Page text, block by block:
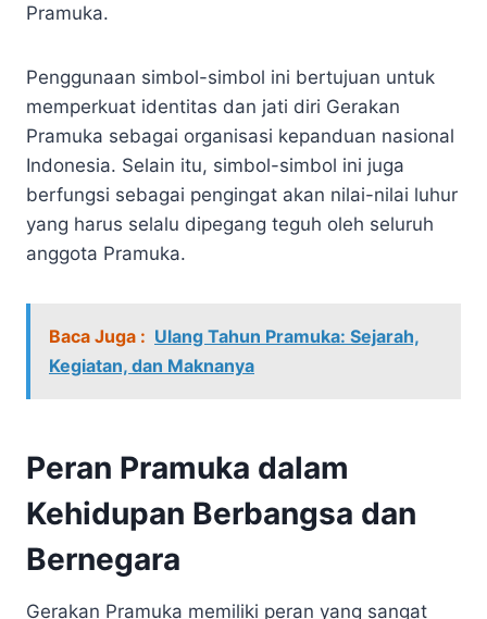
Pramuka.
Penggunaan simbol-simbol ini bertujuan untuk
memperkuat identitas dan jati diri Gerakan
Pramuka sebagai organisasi kepanduan nasional
Indonesia. Selain itu, simbol-simbol ini juga
berfungsi sebagai pengingat akan nilai-nilai luhur
yang harus selalu dipegang teguh oleh seluruh
anggota Pramuka.
Baca Juga : Ulang Tahun Pramuka: Sejarah,
Kegiatan, dan Maknanya
Peran Pramuka dalam
Kehidupan Berbangsa dan
Bernegara
Gerakan Pramuka memiliki peran yang sangat